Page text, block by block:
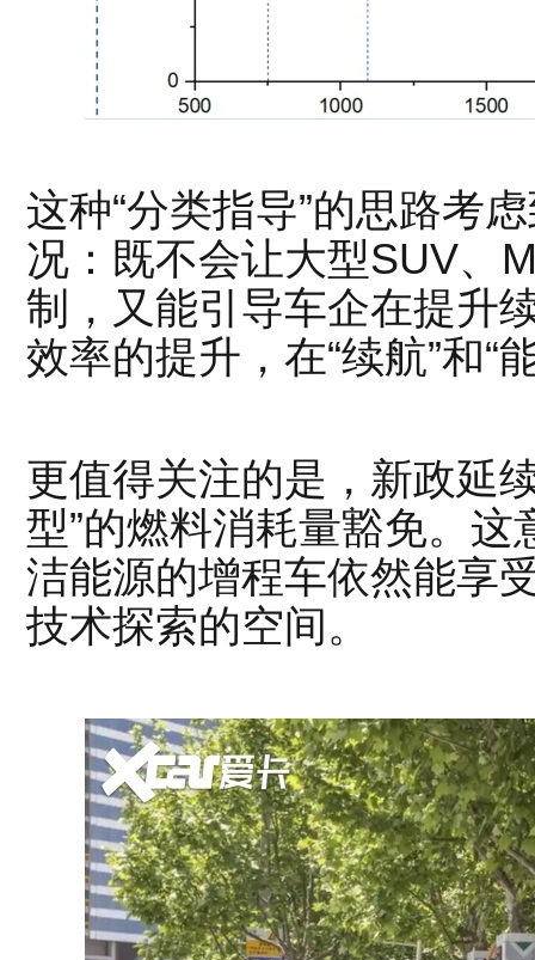
这种“分类指导”的思路考
况：既不会让大型SUV、
制，又能引导车企在提升
效率的提升，在“续航”和“
更值得关注的是，新政延
型”的燃料消耗量豁免。
洁能源的增程车依然能享
技术探索的空间。